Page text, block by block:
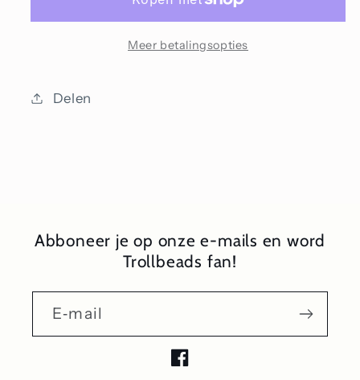
Meer betalingsopties
Delen
Abboneer je op onze e-mails en word
Trollbeads fan!
E‑mail
Facebook